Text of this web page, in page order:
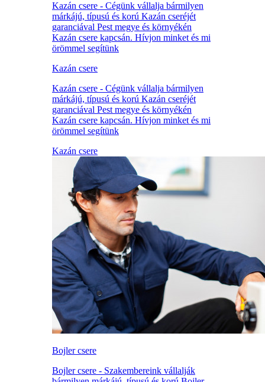
Kazán csere - Cégünk vállalja bármilyen
márkájú, típusú és korú Kazán cseréjét
garanciával Pest megye és környékén
Kazán csere kapcsán. Hívjon minket és mi
örömmel segítünk
Kazán csere
Kazán csere - Cégünk vállalja bármilyen
márkájú, típusú és korú Kazán cseréjét
garanciával Pest megye és környékén
Kazán csere kapcsán. Hívjon minket és mi
örömmel segítünk
Kazán csere
Bojler csere
Bojler csere - Szakembereink vállalják